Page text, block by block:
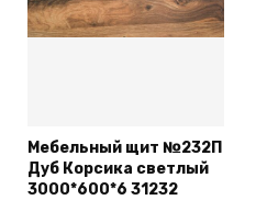
Мебельный щит №232П
Дуб Корсика светлый
3000*600*6 31232